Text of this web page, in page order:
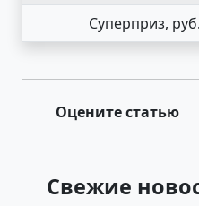
Суперприз,
Оцените статью
Свежие